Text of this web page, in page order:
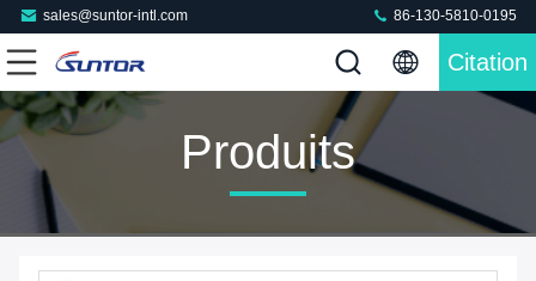
sales@suntor-intl.com 86-130-5810-0195
Citation
Produits